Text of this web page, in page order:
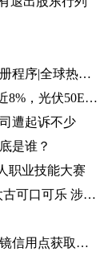
万达美元债下跌 此前证监会中止公司债注册程序|全球热资讯
最资讯丨光伏板块持续走高，金博股份涨近8%，光伏50ETF（516880）6月8日来累计反弹近10%丨ETF观察
遭起诉不少
是谁？
职业技能大赛
焦点热议:太古A开盘涨近8% 拟出售美国太古可口可乐 涉资304亿港元
超凡先锋棱镜信用点怎么获得 超凡先锋棱镜信用点获取方式一览 全球快资讯